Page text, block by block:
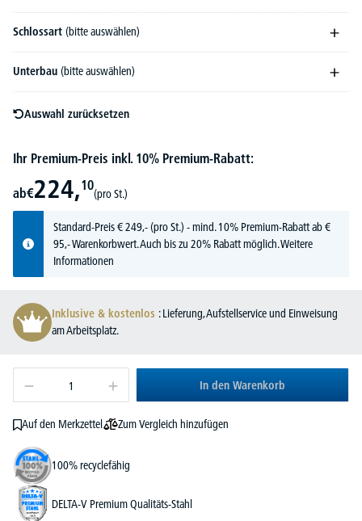
Schlossart (bitte auswählen)
Unterbau (bitte auswählen)
Auswahl zurücksetzen
Ihr Premium-Preis inkl. 10% Premium-Rabatt:
ab€224,10
(pro St.)
Standard-Preis€249,-(pro St.) - mind. 10% Premium-Rabatt ab €
95,- Warenkorbwert. Auch bis zu 20% Rabatt möglich.Weitere
Informationen
Inklusive & kostenlos : Lieferung, Aufstellservice und Einweisung
am Arbeitsplatz.
In den Warenkorb
Auf den Merkzettel Zum Vergleich hinzufügen
100% recyclefähig
DELTA-V Premium Qualitäts-Stahl